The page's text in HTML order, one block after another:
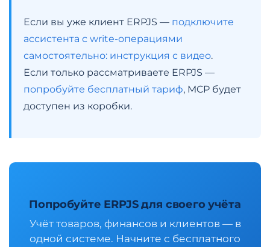
Если вы уже клиент ERPJS — подключите
ассистента с write-операциями
самостоятельно: инструкция с видео.
Если только рассматриваете ERPJS —
попробуйте бесплатный тариф, MCP будет
доступен из коробки.
Попробуйте ERPJS для своего учёта
Учёт товаров, финансов и клиентов — в
одной системе. Начните с бесплатного